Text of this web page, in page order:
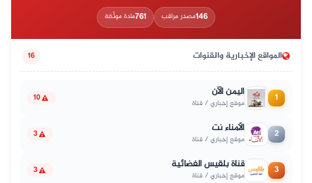
146مصدر مراقب 761مادة موثّقة
المواقع الإخبارية والقنوات 16
1 اليمن الآن
موقع إخباري / قناة 10
2 الأمناء نت
موقع إخباري / قناة 3
3 قناة بلقيس الفضائية
موقع إخباري / قناة 3